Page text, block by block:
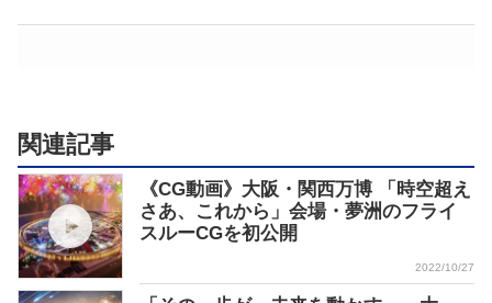
関連記事
《CG動画》大阪・関西万博 「時空超え
さあ、これから」会場・夢洲のフライ
スルーCGを初公開
2022/10/27